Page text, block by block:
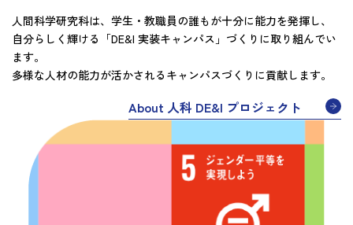
人間科学研究科は、学生・教職員の誰もが十分に能力を発揮し、
自分らしく輝ける「DE&I 実装キャンパス」づくりに取り組んでい
ます。
多様な人材の能力が活かされるキャンパスづくりに貢献します。
About 人科 DE&I プロジェクト